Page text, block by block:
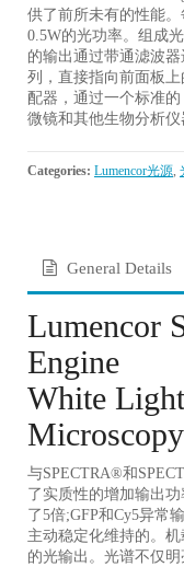
供了前所未有的性能
0.5W的光功率。组成
的输出通过带通滤波
列，直接指向前面板
配器，通过一个标准
微镜和其他生物分析仪
Categories: Lumencor光源,
General Details
Lumencor
Engine
White
Microscopy
与SPECTRA®和
了实质性的增加输出
了5倍;GFP和Cy5异常
主动稳定化维持的。
的光输出。光谱不仅